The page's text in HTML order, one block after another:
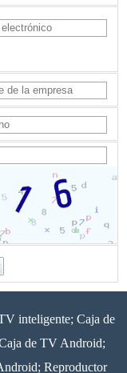
inteligente; Caja de
de TV Android;
Reproductor